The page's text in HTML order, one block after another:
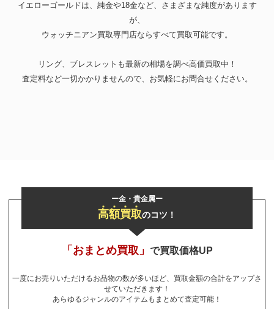
お問い合わせ
0120-954-800
イエローゴールドは、純金や18金など、さまざまな純度があります
が、
ウォッチニアン買取専門店ならすべて買取可能です。
リング、ブレスレットも最新の相場を調べ高価買取中！
査定料など一切かかりませんので、お気軽にお問合せください。
ー金・貴金属ー
高額買取のコツ！
「おまとめ買取」 で買取価格UP
一度にお売りいただけるお品物の数が多いほど、買取金額の合計をアップさ
せていただきます！
あらゆるジャンルのアイテムもまとめて査定可能！